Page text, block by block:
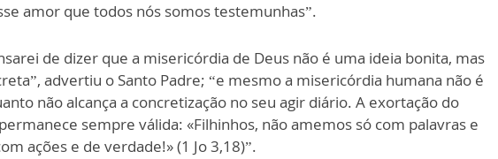
amor que todos nós somos testemunhas”.
de dizer que a misericórdia de Deus não é uma ideia bonita, mas
advertiu o Santo Padre; “e mesmo a misericórdia humana não é
não alcança a concretização no seu agir diário. A exortação do
sempre válida: «Filhinhos, não amemos só com palavras e
ações e de verdade!» (1 Jo 3,18)”.